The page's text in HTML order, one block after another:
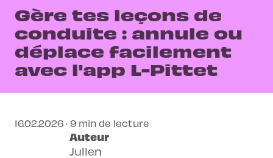
Gère tes leçons de
conduite : annule ou
déplace facilement
avec l'app L-Pittet
16.02.2026 · 9 min de lecture
Auteur
Julien